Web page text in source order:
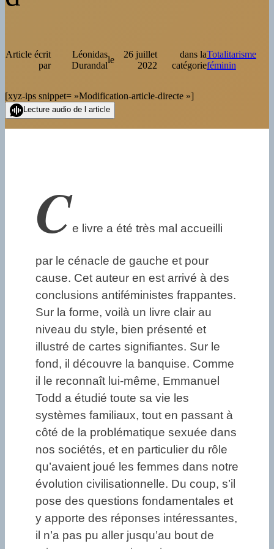
Article écrit
par
Léonidas
Durandal
le
26 juillet
2022
dans la
catégorie
Totalitarisme
féminin
[xyz-ips snippet= »Modification-article-directe »]
Lecture audio de l article
Ce livre a été très mal accueilli
par le cénacle de gauche et pour
cause. Cet auteur en est arrivé à des
conclusions antiféministes frappantes.
Sur la forme, voilà un livre clair au
niveau du style, bien présenté et
illustré de cartes signifiantes. Sur le
fond, il découvre la banquise. Comme
il le reconnaît lui-même, Emmanuel
Todd a étudié toute sa vie les
systèmes familiaux, tout en passant à
côté de la problématique sexuée dans
nos sociétés, et en particulier du rôle
qu’avaient joué les femmes dans notre
évolution civilisationnelle. Du coup, s’il
pose des questions fondamentales et
y apporte des réponses intéressantes,
il n’a pas pu aller jusqu’au bout de